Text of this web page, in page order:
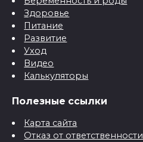
Здоровье
Питание
Развитие
Уход
Видео
Калькуляторы
Полезные ссылки
Карта сайта
Отказ от ответственности